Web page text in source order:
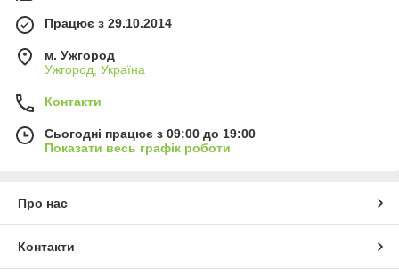
Працює з 29.10.2014
м. Ужгород
Ужгород, Україна
Контакти
Сьогодні працює з 09:00 до 19:00
Показати весь графік роботи
Про нас
Контакти